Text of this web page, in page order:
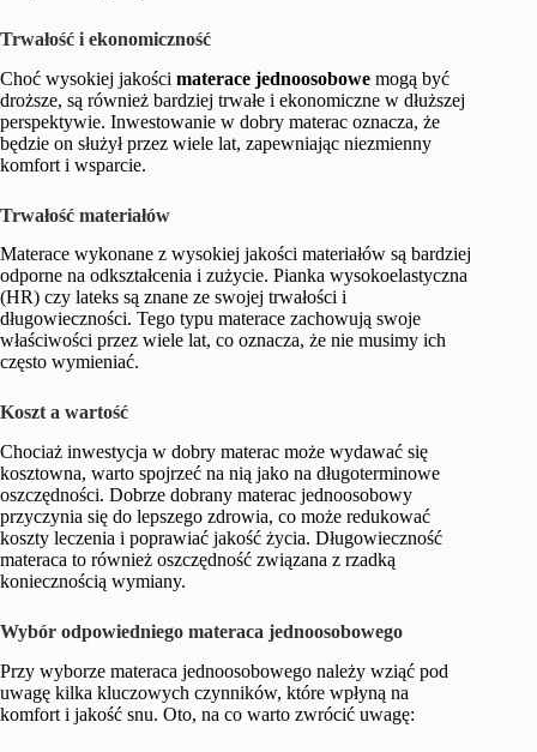
Trwałość i ekonomiczność
Choć wysokiej jakości materace jednoosobowe mogą być
droższe, są również bardziej trwałe i ekonomiczne w dłuższej
perspektywie. Inwestowanie w dobry materac oznacza, że
będzie on służył przez wiele lat, zapewniając niezmienny
komfort i wsparcie.
Trwałość materiałów
Materace wykonane z wysokiej jakości materiałów są bardziej
odporne na odkształcenia i zużycie. Pianka wysokoelastyczna
(HR) czy lateks są znane ze swojej trwałości i
długowieczności. Tego typu materace zachowują swoje
właściwości przez wiele lat, co oznacza, że nie musimy ich
często wymieniać.
Koszt a wartość
Chociaż inwestycja w dobry materac może wydawać się
kosztowna, warto spojrzeć na nią jako na długoterminowe
oszczędności. Dobrze dobrany materac jednoosobowy
przyczynia się do lepszego zdrowia, co może redukować
koszty leczenia i poprawiać jakość życia. Długowieczność
materaca to również oszczędność związana z rzadką
koniecznością wymiany.
Wybór odpowiedniego materaca jednoosobowego
Przy wyborze materaca jednoosobowego należy wziąć pod
uwagę kilka kluczowych czynników, które wpłyną na
komfort i jakość snu. Oto, na co warto zwrócić uwagę: